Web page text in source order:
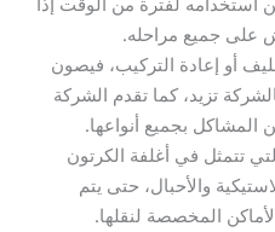
على جميع مراحله.
أو إعادة التركيب، فيصون
تزيد، كما تقدم الشركة
المشاكل بجميع أنواعها.
تتمثل في أغلفة الكرتون
والأحبال، حتى يتم
المخصصة لنقلها.